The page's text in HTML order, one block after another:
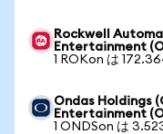
Rockwell
Entertainment
1 ROKon は
Ondas Holdings
Entertainment
1 ONDSon は